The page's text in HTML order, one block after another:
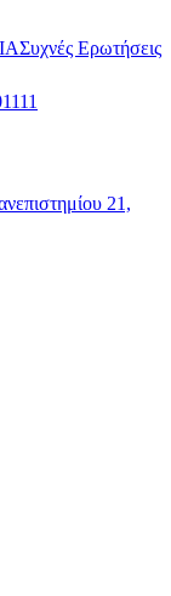
Συχνές Ερωτήσεις
21,